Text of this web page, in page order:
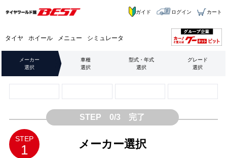
タイヤ ホイール メニュー シミュレータ
ガイド ログイン カート
メーカー
選択
車種
選択
型式・年式
選択
グレード
選択
STEP 0/3 完了
STEP
1 メーカー選択